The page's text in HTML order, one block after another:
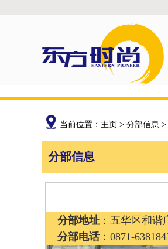
当前位置： 主页 > 分部信息 >
分部信息
分部地址 ：五华区和
分部电话：0871-